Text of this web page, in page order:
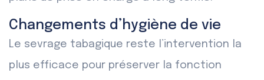
Changements d’hygiène de vie
Le sevrage tabagique reste l’intervention la
plus efficace pour préserver la fonction